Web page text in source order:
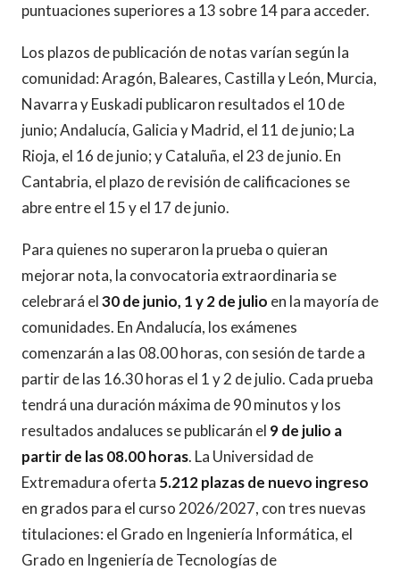
puntuaciones superiores a 13 sobre 14 para acceder.
Los plazos de publicación de notas varían según la
comunidad: Aragón, Baleares, Castilla y León, Murcia,
Navarra y Euskadi publicaron resultados el 10 de
junio; Andalucía, Galicia y Madrid, el 11 de junio; La
Rioja, el 16 de junio; y Cataluña, el 23 de junio. En
Cantabria, el plazo de revisión de calificaciones se
abre entre el 15 y el 17 de junio.
Para quienes no superaron la prueba o quieran
mejorar nota, la convocatoria extraordinaria se
celebrará el30 de junio, 1 y 2 de julio en la mayoría de
comunidades. En Andalucía, los exámenes
comenzarán a las 08.00 horas, con sesión de tarde a
partir de las 16.30 horas el 1 y 2 de julio. Cada prueba
tendrá una duración máxima de 90 minutos y los
resultados andaluces se publicarán el 9 de julio a
partir de las 08.00 horas. La Universidad de
Extremadura oferta 5.212 plazas de nuevo ingreso
en grados para el curso 2026/2027, con tres nuevas
titulaciones: el Grado en Ingeniería Informática, el
Grado en Ingeniería de Tecnologías de